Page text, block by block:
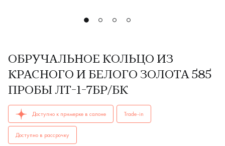
ОБРУЧАЛЬНОЕ КОЛЬЦО ИЗ
КРАСНОГО И БЕЛОГО ЗОЛОТА 585
ПРОБЫ ЛТ-1-7БР/БК
ОБРУЧАЛЬНЫЕ КОЛЬЦА женские, парные ЛТ-1-7бр/бк AU
Доступно к примерке в салоне Trade-in
Доступно в рассрочку